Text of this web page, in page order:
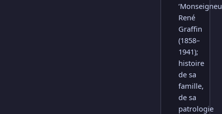
René
Graffin
(1858–
1941);
histoire
de sa
famille,
de sa
patrologie